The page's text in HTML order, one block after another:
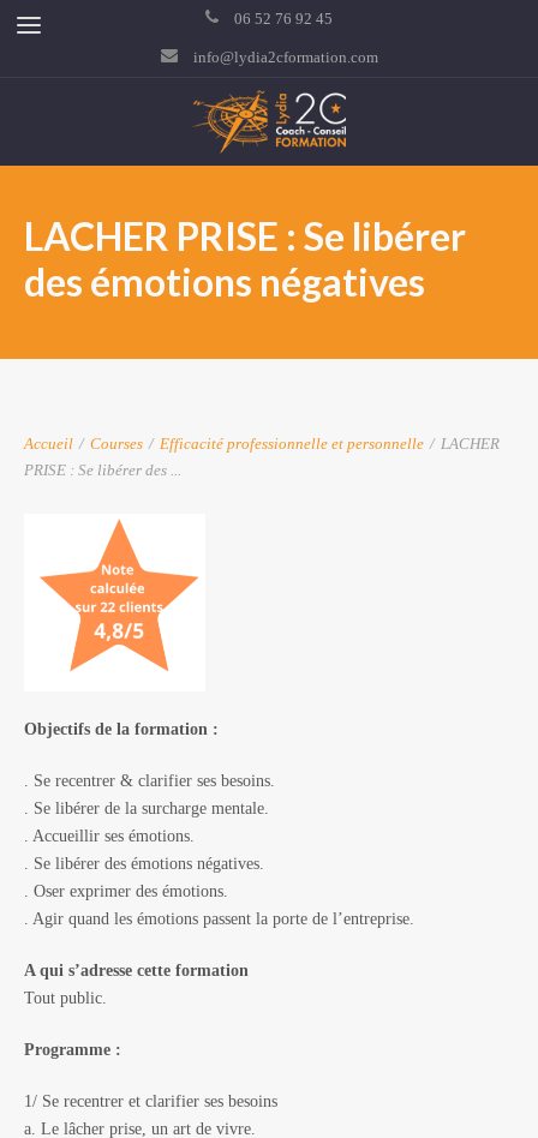
06 52 76 92 45
info@lydia2cformation.com
LACHER PRISE : Se libérer
des émotions négatives
Accueil / Courses / Efficacité professionnelle et personnelle / LACHER
PRISE : Se libérer des ...
Objectifs de la formation :
. Se recentrer & clarifier ses besoins.
. Se libérer de la surcharge mentale.
. Accueillir ses émotions.
. Se libérer des émotions négatives.
. Oser exprimer des émotions.
. Agir quand les émotions passent la porte de l’entreprise.
A qui s’adresse cette formation
Tout public.
Programme :
1/ Se recentrer et clarifier ses besoins
a. Le lâcher prise, un art de vivre.